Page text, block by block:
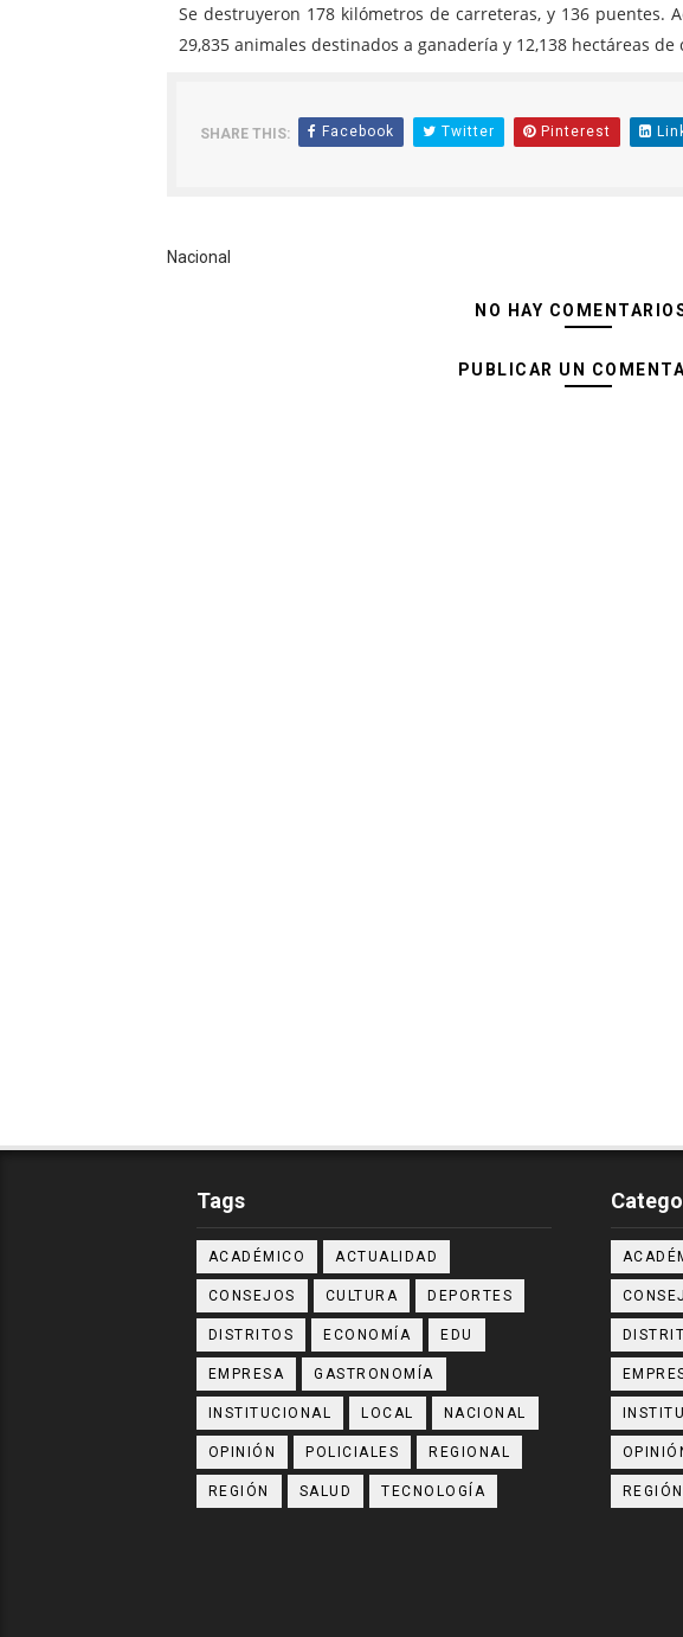
Se destruyeron 178 kilómetros de carreteras, y 136 puentes.
29,835 animales destinados a ganadería y 12,138 hectáreas de
SHARE THIS: Facebook Twitter Pinterest
Nacional
NO HAY
PUBLICAR UN
Tags
ACADÉMICO ACTUALIDAD
CONSEJOS CULTURA DEPORTES
DISTRITOS ECONOMÍA EDU
EMPRESA GASTRONOMÍA
INSTITUCIONAL LOCAL NACIONAL
OPINIÓN POLICIALES REGIONAL
REGIÓN SALUD TECNOLOGÍA REGIÓN